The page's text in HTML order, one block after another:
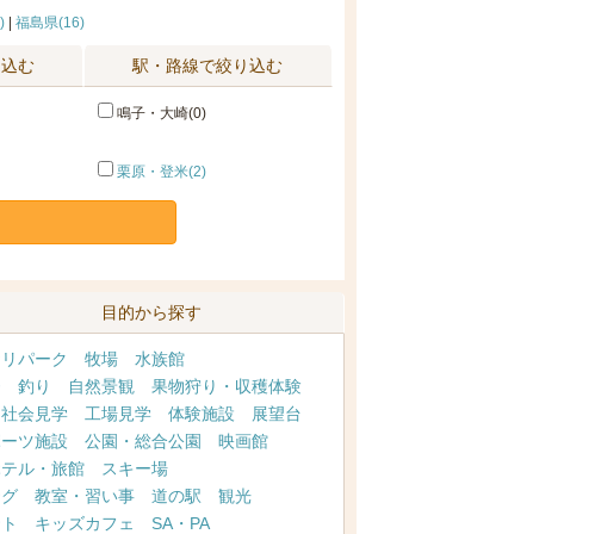
| 福島県(16)
む 駅・路線で絞り込む
鳴子・大崎(0)
栗原・登米(2)
目的から探す
パーク 牧場
水族館
釣り 自然景観
果物狩り・収穫体験
社会見学 工場見学 体験施設
展望台
ツ施設 公園・総合公園
映画館
ル・旅館
スキー場
教室・習い事 道の駅
観光
キッズカフェ
SA・PA